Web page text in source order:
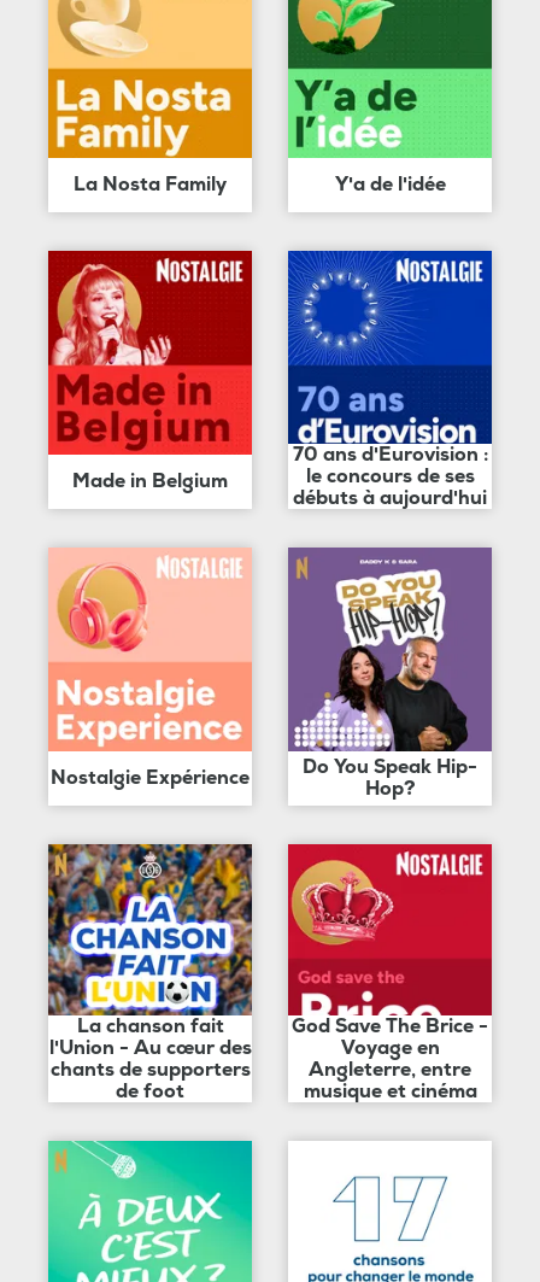
La Nosta Family Y'a de l'idée
Made in Belgium
70 ans d'Eurovision :
le concours de ses
débuts à aujourd'hui
Nostalgie Expérience
Do You Speak Hip-
Hop?
La chanson fait
l'Union - Au cœur des
chants de supporters
de foot
God Save The Brice -
Voyage en
Angleterre, entre
musique et cinéma